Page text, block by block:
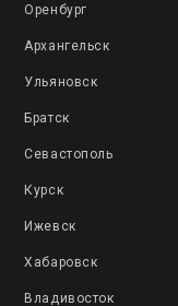
Оренбург
Архангельск
Ульяновск
Братск
Севастополь
Курск
Ижевск
Хабаровск
Владивосток